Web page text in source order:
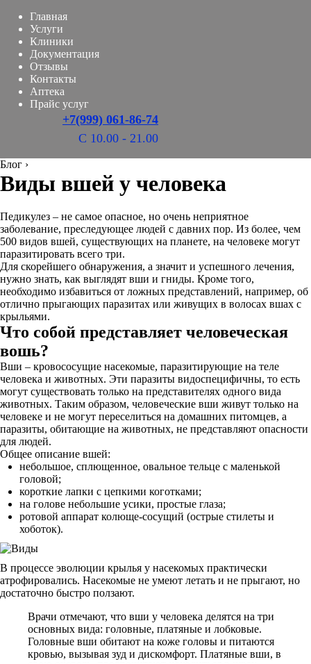
Главная
Услуги
Клиники
Документация
Отзывы
Контакты
Аптека
Прайс услуг
+7(999) 061-86-74
С 10.00 - 21.00
Блог ›
Виды вшей у человека
Педикулез – не самое опасное, но очень неприятное
заболевание, преследующее людей с давних пор. Из более, чем
500 видов вшей, существующих на планете, на человеке могут
паразитировать всего три.
Для скорейшего обнаружения, а значит и успешного лечения,
нужно знать, как выглядят вши и гниды. Кроме того,
необходимо избавиться от ложных представлений, например, об
отлично прыгающих паразитах или живущих в волосах вшах с
крыльями.
Что собой представляет человеческая
вошь?
Вши – кровососущие насекомые, паразитирующие на теле
человека и животных. Эти паразиты видоспецифичны, то есть
могут существовать только на представителях одного вида
животных. Таким образом, человеческие вши живут только на
человеке и не могут переселиться на домашних питомцев, а
паразиты, обитающие на животных, не представляют опасности
для людей.
Общее описание вшей:
небольшое, сплющенное, овальное тельце с маленькой
головой;
короткие лапки с цепкими коготками;
на голове небольшие усики, простые глаза;
ротовой аппарат колюще-сосущий (острые стилеты и
хоботок).
В процессе эволюции крылья у насекомых практически
атрофировались. Насекомые не умеют летать и не прыгают, но
достаточно быстро ползают.
Врачи отмечают, что вши у человека делятся на три
основных вида: головные, платяные и лобковые.
Головные вши обитают на коже головы и питаются
кровью, вызывая зуд и дискомфорт. Платяные вши, в